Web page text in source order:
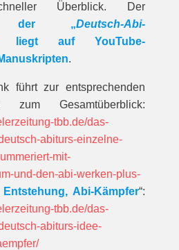
Überblick. Der
der „Deutsch-Abi-
liegt auf YouTube-
.
führt zur entspre­chenden
zum Gesamt­über­blick:
tbb.de/das-
abiturs-einzelne-
mit-
und-den-abi-werken-plus-
Entstehung, Abi-Kämpfer“:
tbb.de/das-
abiturs-idee-